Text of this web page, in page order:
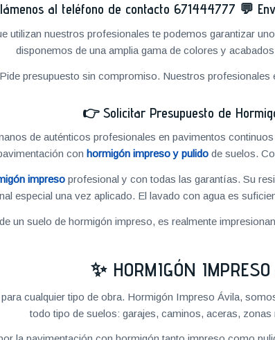
al teléfono de contacto 671444777 💬
utilizan nuestros profesionales te podemos garantizar
disponemos de una amplia gama de colores y
Pide presupuesto sin compromiso. Nuestros profesionales
👉 Solicitar Presupuesto de
de auténticos profesionales en pavimentos
con hormigón impreso y pulidode suelos.
impresoprofesional y con todas las garantías. Su
especial una vez aplicado. El lavado con agua es
un suelo de hormigón impreso, es realmente
✨ HORMIGÓN
cualquier tipo de obra. Hormigón Impreso Ávila,
todo tipo de suelos: garajes, caminos, aceras, zonas